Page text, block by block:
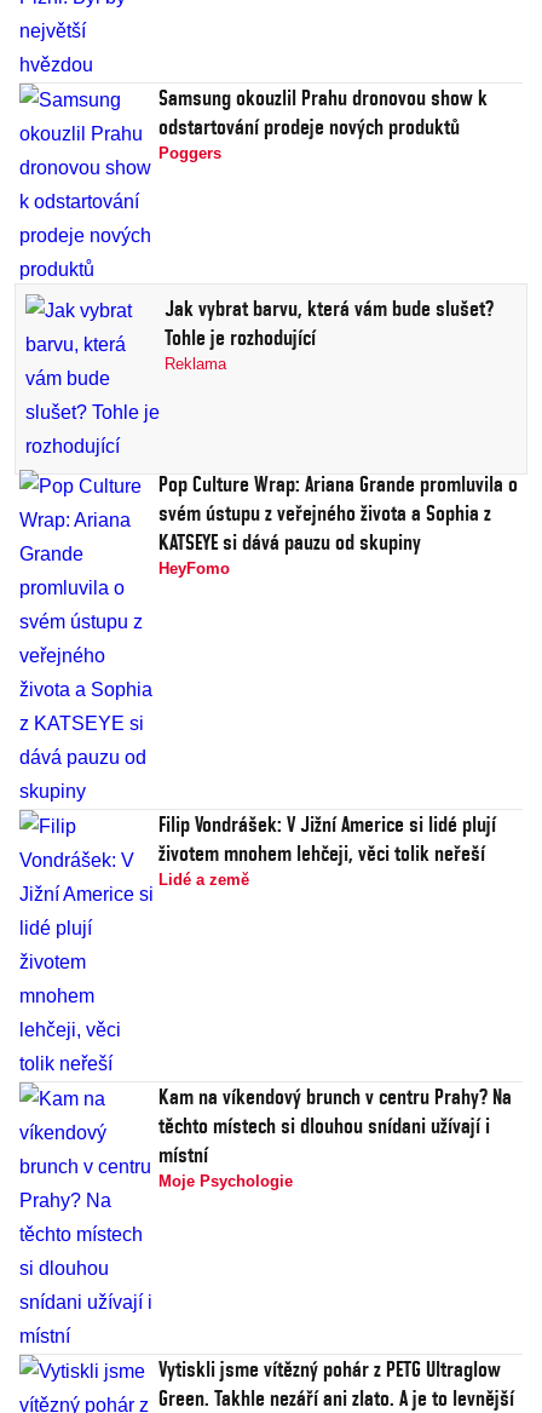
Samsung okouzlil Prahu dronovou show k
odstartování prodeje nových produktů
Poggers
Jak vybrat barvu, která vám bude slušet?
Tohle je rozhodující
Reklama
Pop Culture Wrap: Ariana Grande promluvila o
svém ústupu z veřejného života a Sophia z
KATSEYE si dává pauzu od skupiny
HeyFomo
Filip Vondrášek: V Jižní Americe si lidé plují
životem mnohem lehčeji, věci tolik neřeší
Lidé a země
Kam na víkendový brunch v centru Prahy? Na
těchto místech si dlouhou snídani užívají i
místní
Moje Psychologie
Vytiskli jsme vítězný pohár z PETG Ultraglow
Green. Takhle nezáří ani zlato. A je to levnější